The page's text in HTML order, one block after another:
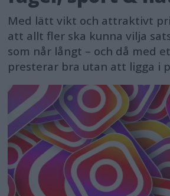
Med lätt vikt och attraktivt
att allt fler ska kunna vilja
som når långt – och då med
presterar bra utan att ligga i